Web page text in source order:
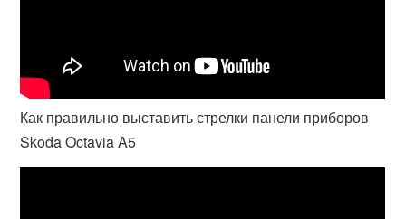
Как правильно выставить стрелки панели приборов
Skoda Octavia A5